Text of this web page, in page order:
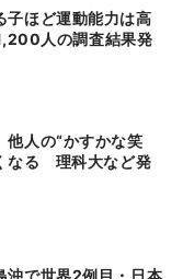
人の調査結果発
なる 理科大など発